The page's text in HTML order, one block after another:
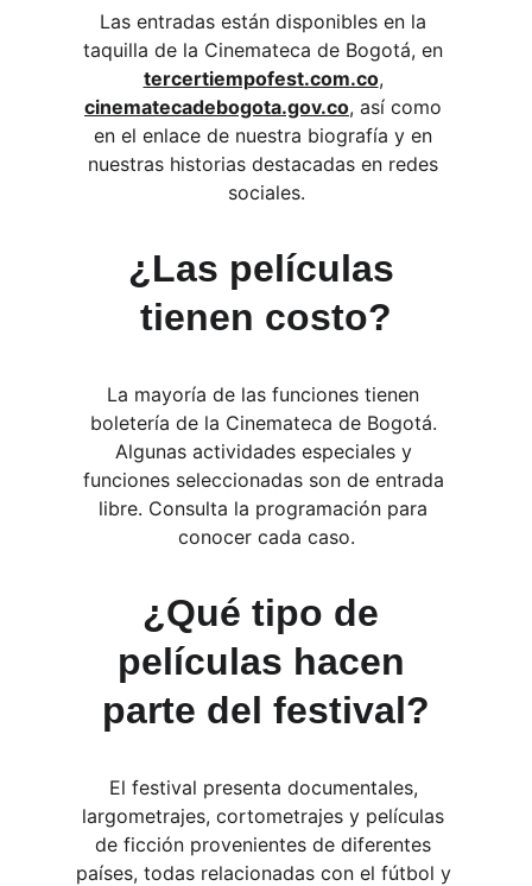
Las entradas están disponibles en la
taquilla de la Cinemateca de Bogotá, en
tercertiempofest.com.co,
cinematecadebogota.gov.co, así como
en el enlace de nuestra biografía y en
nuestras historias destacadas en redes
sociales.
¿Las películas
tienen costo?
La mayoría de las funciones tienen
boletería de la Cinemateca de Bogotá.
Algunas actividades especiales y
funciones seleccionadas son de entrada
libre. Consulta la programación para
conocer cada caso.
¿Qué tipo de
películas hacen
parte del festival?
El festival presenta documentales,
largometrajes, cortometrajes y películas
de ficción provenientes de diferentes
países, todas relacionadas con el fútbol y